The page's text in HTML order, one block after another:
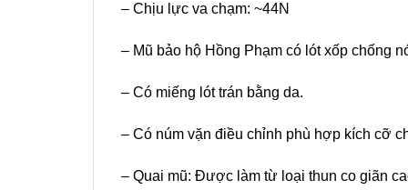
– Chịu lực va chạm: ~44N
– Mũ bảo hộ Hồng Phạm có lót xốp chống
– Có miếng lót trán bằng da.
– Có núm vặn điều chỉnh phù hợp kích cỡ
– Quai mũ: Được làm từ loại thun co giãn